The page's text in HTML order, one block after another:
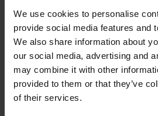
We use cookies to personalise
provide social media features and
We also share information about
our social media, advertising and
may combine it with other
provided to them or that they’ve
of their services.